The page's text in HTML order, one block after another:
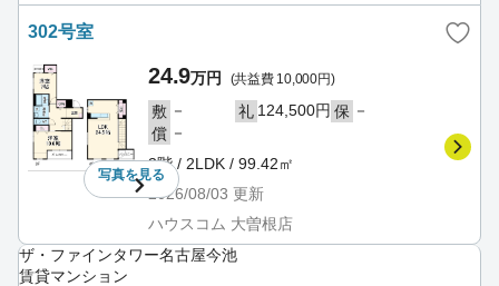
302号室
写真を見る
24.9万円 (共益費 10,000円)
敷 － 礼 124,500円 保 －
償 －
3階 / 2LDK / 99.42㎡
2026/08/03 更新
ハウスコム 大曽根店
ザ・ファインタワー名古屋今池
賃貸マンション